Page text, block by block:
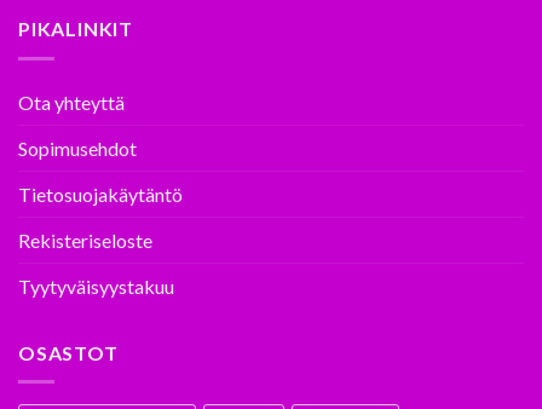
PIKALINKIT
Ota yhteyttä
Sopimusehdot
Tietosuojakäytäntö
Rekisteriseloste
Tyytyväisyystakuu
OSASTOT